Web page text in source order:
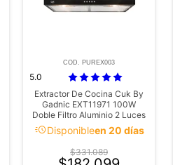
COD. PUREX003
5.0
Extractor De Cocina Cuk By
Gadnic EXT11971 100W
Doble Filtro Aluminio 2 Luces
LED Negro
acuteDisponibleen 20 días
$331.089